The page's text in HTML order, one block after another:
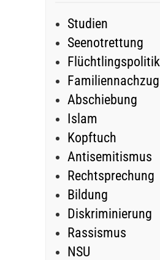
Studien
Seenotrettung
Flüchtlingspolitik
Familiennachzug
Abschiebung
Islam
Kopftuch
Antisemitismus
Rechtsprechung
Bildung
Diskriminierung
Rassismus
NSU